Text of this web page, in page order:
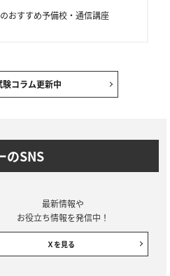
おすすめ予備校・通信講座
コラム更新中
のSNS
最新情報や
お役立ち情報を発信中！
Ｘを見る